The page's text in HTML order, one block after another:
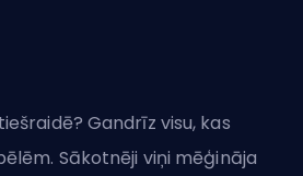
Gandrīz visu, kas
Sākotnēji viņi mēģināja